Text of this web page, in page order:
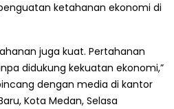
ketahanan ekonomi di
juga kuat. Pertahanan
didukung kekuatan ekonomi,”
dengan media di kantor
Kota Medan, Selasa